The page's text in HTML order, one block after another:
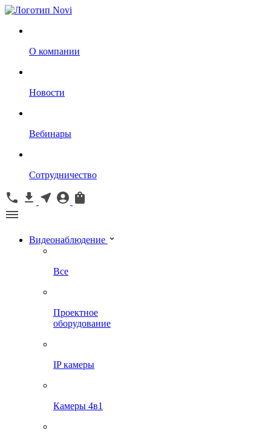
О компании
Новости
Вебинары
Сотрудничество
Видеонаблюдение
Все
Проектное
оборудование
IP камеры
Камеры 4в1